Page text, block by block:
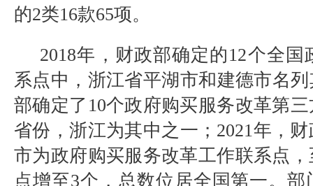
的2类16款65项。
2018年，财政部确定的12个全国
系点中，浙江省平湖市和建德市名
部确定了 10个政府购买服务改革第
省份，浙江为其中之一； 2021年，
市为政府购买服务改革工作联系点
点增至3个，总数位居全国第一。部